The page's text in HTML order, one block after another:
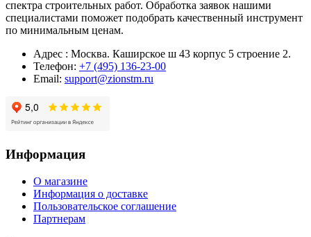
спектра строительных работ. Обработка заявок нашими
специалистами поможет подобрать качественный инструмент
по минимальным ценам.
Адрес : Москва. Каширское ш 43 корпус 5 строение 2.
Телефон: +7 (495) 136-23-00
Email: support@zionstm.ru
Информация
О магазине
Информация о доставке
Пользовательское соглашение
Партнерам